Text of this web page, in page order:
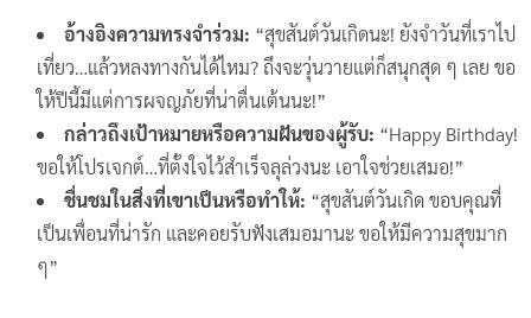
อ้างอิงความทรงจำร่วม: “สุขสันต์วันเกิดนะ! ยังจำวันที่เราไป
เที่ยว…แล้วหลงทางกันได้ไหม? ถึงจะวุ่นวายแต่ก็สนุกสุด ๆ เลย ขอ
ให้ปีนี้มีแต่การผจญภัยที่น่าตื่นเต้นนะ!”
กล่าวถึงเป้าหมายหรือความฝันของผู้รับ: “Happy Birthday!
ขอให้โปรเจกต์…ที่ตั้งใจไว้สำเร็จลุล่วงนะ เอาใจช่วยเสมอ!”
ชื่นชมในสิ่งที่เขาเป็นหรือทำให้: “สุขสันต์วันเกิด ขอบคุณที่
เป็นเพื่อนที่น่ารัก และคอยรับฟังเสมอมานะ ขอให้มีความสุขมาก
ๆ”